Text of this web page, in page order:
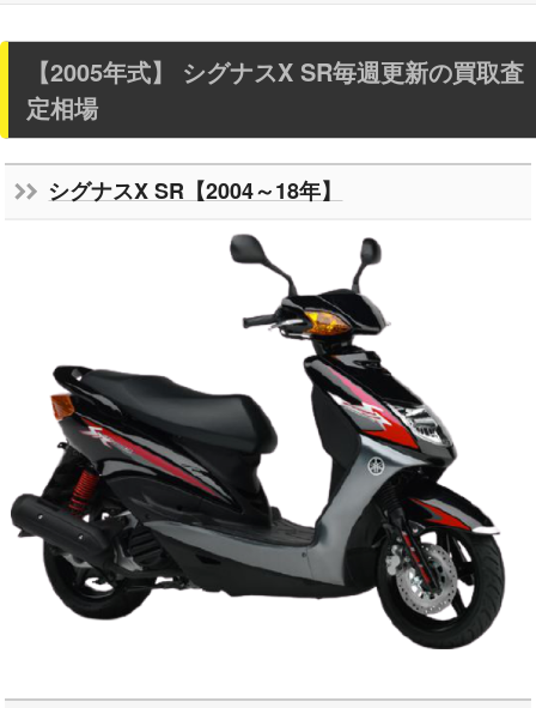
【2005年式】 シグナスX SR毎週更新の買取査
定相場
シグナスX SR【2004～18年】